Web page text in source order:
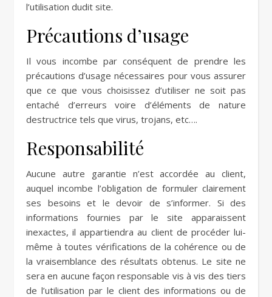
l’utilisation dudit site.
Précautions d’usage
Il vous incombe par conséquent de prendre les
précautions d’usage nécessaires pour vous assurer
que ce que vous choisissez d’utiliser ne soit pas
entaché d’erreurs voire d’éléments de nature
destructrice tels que virus, trojans, etc….
Responsabilité
Aucune autre garantie n’est accordée au client,
auquel incombe l’obligation de formuler clairement
ses besoins et le devoir de s’informer. Si des
informations fournies par le site apparaissent
inexactes, il appartiendra au client de procéder lui-
même à toutes vérifications de la cohérence ou de
la vraisemblance des résultats obtenus. Le site ne
sera en aucune façon responsable vis à vis des tiers
de l’utilisation par le client des informations ou de